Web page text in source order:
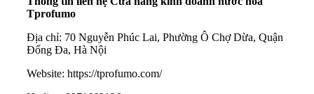
Tprofumo
Địa chỉ: 70 Nguyễn Phúc Lai, Phường Ô Chợ Dừa, Quận
Đống Đa, Hà Nội
Website: https://tprofumo.com/